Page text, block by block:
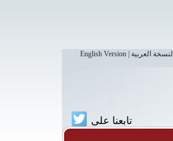
النسخة العربية English Version
تابعنا على